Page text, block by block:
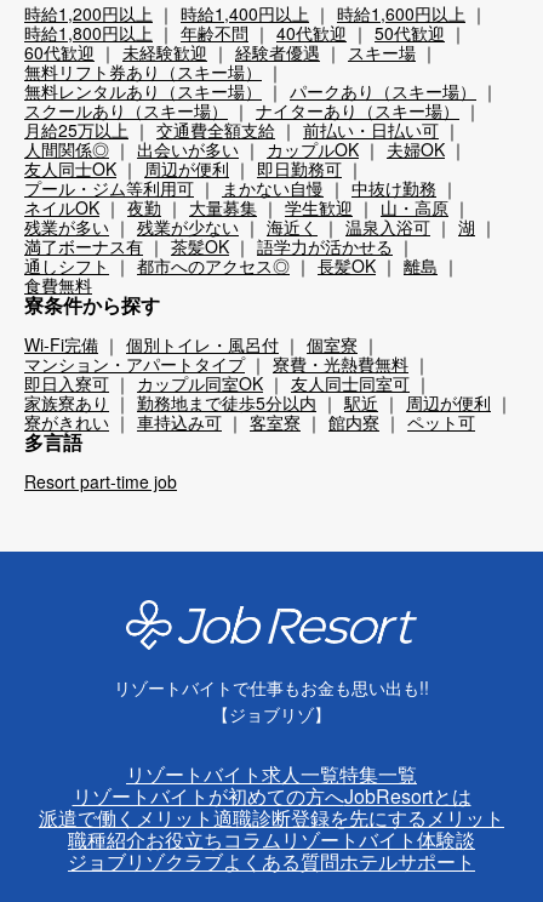
時給1,200円以上 時給1,400円以上
時給1,600円以上
時給1,800円以上
年齢不問 40代歓迎
50代歓迎
60代歓迎
未経験歓迎 経験者優遇
スキー場
無料リフト券あり（スキー場）
無料レンタルあり（スキー場）
パークあり（スキー場）
スクールあり（スキー場）
ナイターあり（スキー場）
月給25万以上
交通費全額支給
前払い・日払い可
人間関係◎
出会いが多い カップルOK
夫婦OK
友人同士OK
周辺が便利
即日勤務可
プール・ジム等利用可
まかない自慢
中抜け勤務
ネイルOK
夜勤 大量募集 学生歓迎
山・高原
残業が多い
残業が少ない 海近く 温泉入浴可
湖
満了ボーナス有
茶髪OK
語学力が活かせる
通しシフト
都市へのアクセス◎ 長髪OK
離島
食費無料
寮条件から探す
Wi-Fi完備 個別トイレ・風呂付
個室寮
マンション・アパートタイプ
寮費・光熱費無料
即日入寮可
カップル同室OK
友人同士同室可
家族寮あり
勤務地まで徒歩5分以内 駅近
周辺が便利
寮がきれい
車持込み可 客室寮 館内寮 ペット可
多言語
Resort part-time job
リゾートバイトで仕事もお金も思い出も!!
【ジョブリゾ】
リゾートバイト求人一覧特集一覧
リゾートバイトが初めての方へJobResortとは
派遣で働くメリット適職診断登録を先にするメリット
職種紹介お役立ちコラム リゾートバイト体験談
ジョブリゾクラブよくある質問ホテルサポート